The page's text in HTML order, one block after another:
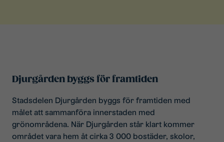
Djurgården byggs för framtiden
Stadsdelen Djurgården byggs för framtiden med
målet att sammanföra innerstaden med
grönområdena. När Djurgården står klart kommer
området vara hem åt cirka 3 000 bostäder, skolor,